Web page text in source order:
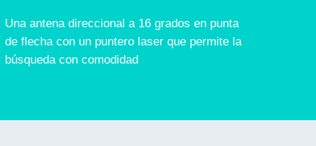
Una antena direccional a 16 grados en punta
de flecha con un puntero laser que permite la
búsqueda con comodidad